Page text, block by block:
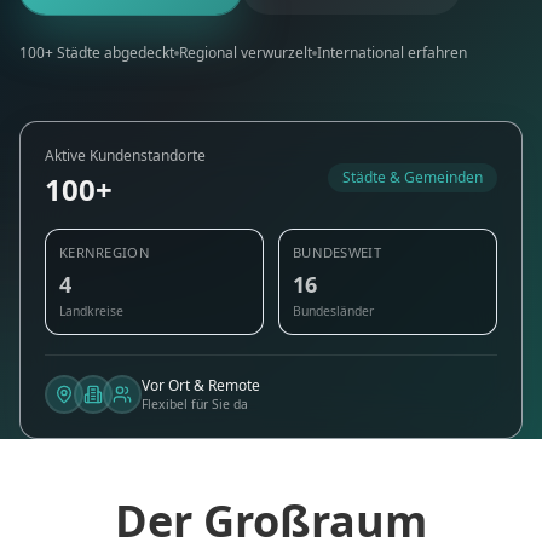
100+ Städte abgedeckt Regional verwurzelt International erfahren
Aktive Kundenstandorte
100+ Städte & Gemeinden
KERNREGION
4
Landkreise
BUNDESWEIT
16
Bundesländer
Vor Ort & Remote
Flexibel für Sie da
Der Großraum